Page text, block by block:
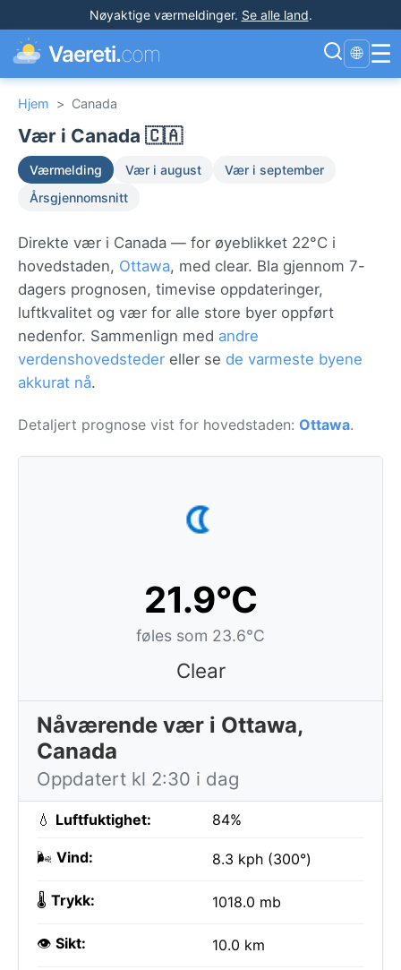
Nøyaktige værmeldinger. Se alle land.
Vaereti.com 🌐 ☰
Hjem > Canada
Vær i Canada 🇨🇦
Værmelding Vær i august
Vær i september
Årsgjennomsnitt
Direkte vær i Canada — for øyeblikket 22°C i
hovedstaden, Ottawa, med clear. Bla gjennom 7-
dagers prognosen, timevise oppdateringer,
luftkvalitet og vær for alle store byer oppført
nedenfor. Sammenlign med andre
verdenshovedsteder eller se de varmeste byene
akkurat nå.
Detaljert prognose vist for hovedstaden: Ottawa.
21.9°C
føles som 23.6°C
Clear
Nåværende vær i Ottawa,
Canada
Oppdatert kl 2:30 i dag
💧 Luftfuktighet: 84%
🌬️ Vind: 8.3 kph (300°)
🌡️ Trykk: 1018.0 mb
👁️ Sikt: 10.0 km